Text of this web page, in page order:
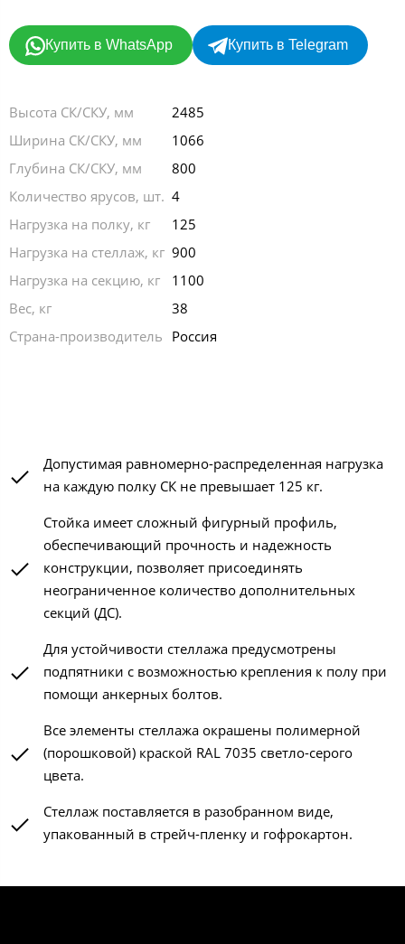
Купить в WhatsApp Купить в Telegram
Высота СК/СКУ, мм
2485
Ширина СК/СКУ, мм
1066
Глубина СК/СКУ, мм
800
Количество ярусов, шт. 4
Нагрузка на полку, кг
125
Нагрузка на стеллаж, кг 900
Нагрузка на секцию, кг
1100
Вес, кг
38
Страна-производитель Россия
Допустимая равномерно-распределенная нагрузка
на каждую полку СК не превышает 125 кг.
Стойка имеет сложный фигурный профиль,
обеспечивающий прочность и надежность
конструкции, позволяет присоединять
неограниченное количество дополнительных
секций (ДС).
Для устойчивости стеллажа предусмотрены
подпятники с возможностью крепления к полу при
помощи анкерных болтов.
Все элементы стеллажа окрашены полимерной
(порошковой) краской RAL 7035 светло-серого
цвета.
Стеллаж поставляется в разобранном виде,
упакованный в стрейч-пленку и гофрокартон.